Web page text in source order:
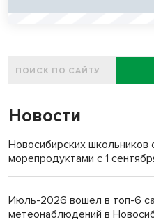
Новости
Новосибирских школьников
морепродуктами с 1
Июль-2026 вошел в топ-6
метеонаблюдений в